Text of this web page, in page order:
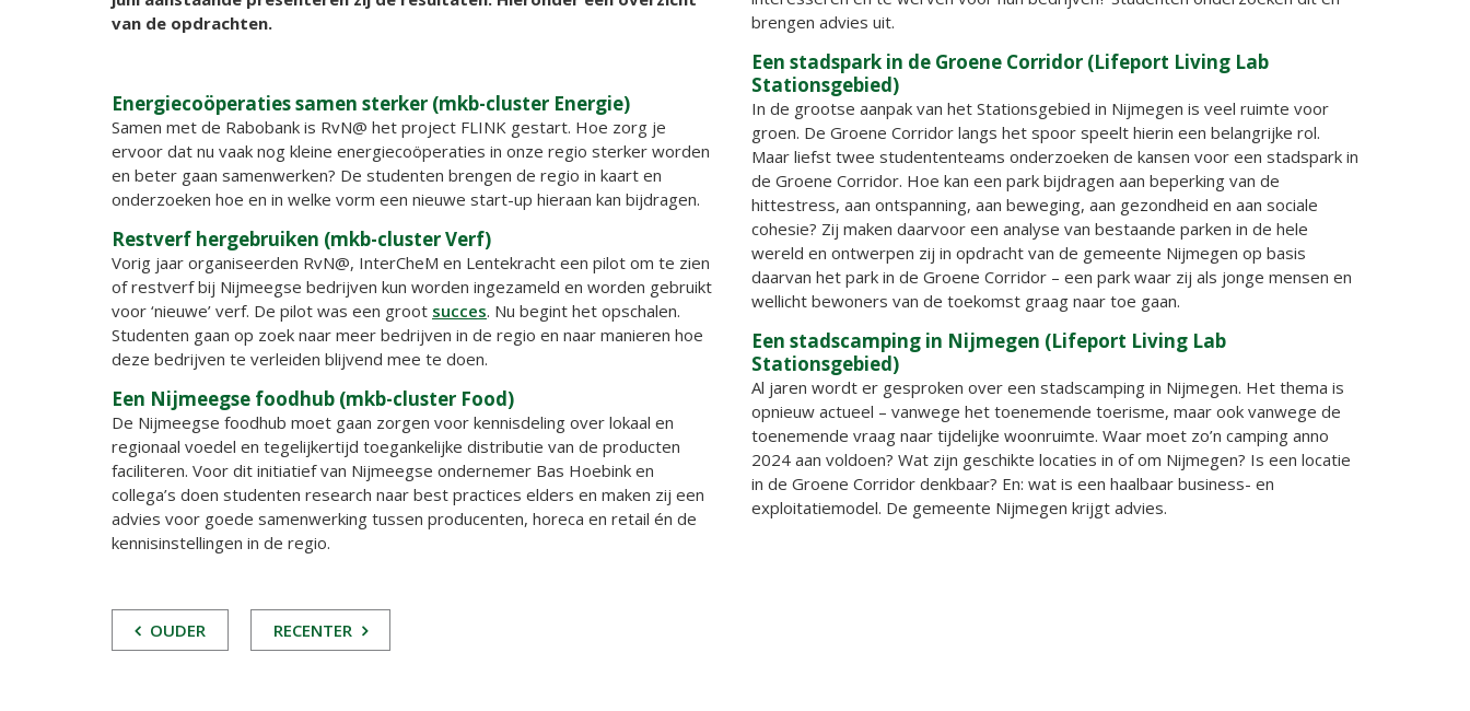
van de opdrachten.
Energiecoöperaties samen sterker (mkb-cluster Energie)
Samen met de Rabobank is RvN@ het project FLINK gestart. Hoe zorg je
ervoor dat nu vaak nog kleine energiecoöperaties in onze regio sterker worden
en beter gaan samenwerken? De studenten brengen de regio in kaart en
onderzoeken hoe en in welke vorm een nieuwe start-up hieraan kan bijdragen.
Restverf hergebruiken (mkb-cluster Verf)
Vorig jaar organiseerden RvN@, InterCheM en Lentekracht een pilot om te zien
of restverf bij Nijmeegse bedrijven kun worden ingezameld en worden gebruikt
voor ‘nieuwe’ verf. De pilot was een groot succes. Nu begint het opschalen.
Studenten gaan op zoek naar meer bedrijven in de regio en naar manieren hoe
deze bedrijven te verleiden blijvend mee te doen.
Een Nijmeegse foodhub (mkb-cluster Food)
De Nijmeegse foodhub moet gaan zorgen voor kennisdeling over lokaal en
regionaal voedel en tegelijkertijd toegankelijke distributie van de producten
faciliteren. Voor dit initiatief van Nijmeegse ondernemer Bas Hoebink en
collega’s doen studenten research naar best practices elders en maken zij een
advies voor goede samenwerking tussen producenten, horeca en retail én de
kennisinstellingen in de regio.
brengen advies uit.
Een stadspark in de Groene Corridor (Lifeport Living Lab
Stationsgebied)
In de grootse aanpak van het Stationsgebied in Nijmegen is veel ruimte voor
groen. De Groene Corridor langs het spoor speelt hierin een belangrijke rol.
Maar liefst twee studententeams onderzoeken de kansen voor een stadspark in
de Groene Corridor. Hoe kan een park bijdragen aan beperking van de
hittestress, aan ontspanning, aan beweging, aan gezondheid en aan sociale
cohesie? Zij maken daarvoor een analyse van bestaande parken in de hele
wereld en ontwerpen zij in opdracht van de gemeente Nijmegen op basis
daarvan het park in de Groene Corridor – een park waar zij als jonge mensen en
wellicht bewoners van de toekomst graag naar toe gaan.
Een stadscamping in Nijmegen (Lifeport Living Lab
Stationsgebied)
Al jaren wordt er gesproken over een stadscamping in Nijmegen. Het thema is
opnieuw actueel – vanwege het toenemende toerisme, maar ook vanwege de
toenemende vraag naar tijdelijke woonruimte. Waar moet zo’n camping anno
2024 aan voldoen? Wat zijn geschikte locaties in of om Nijmegen? Is een locatie
in de Groene Corridor denkbaar? En: wat is een haalbaar business- en
exploitatiemodel. De gemeente Nijmegen krijgt advies.
POST
OUDER RECENTER